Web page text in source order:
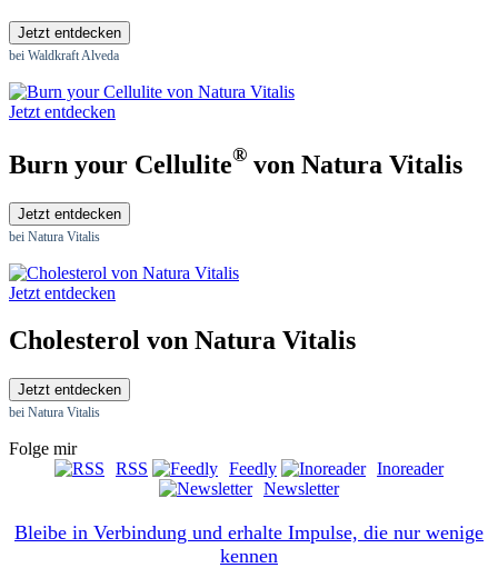
Jetzt entdecken
bei Waldkraft Alveda
Jetzt entdecken
Burn your Cellulite® von Natura Vitalis
Jetzt entdecken
bei Natura Vitalis
Jetzt entdecken
Cholesterol von Natura Vitalis
Jetzt entdecken
bei Natura Vitalis
Folge mir
RSS
Feedly
Inoreader
Newsletter
Bleibe in Verbindung und erhalte Impulse, die nur wenige
kennen